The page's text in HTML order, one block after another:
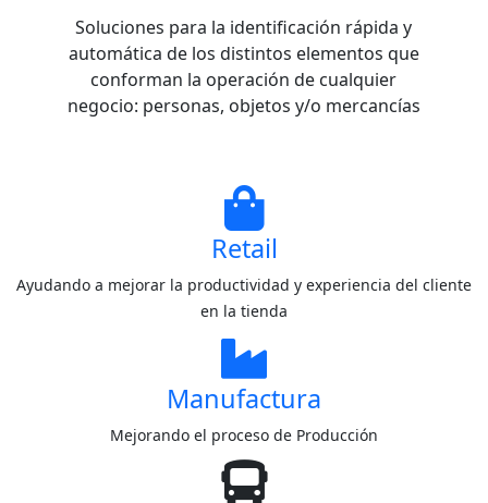
Soluciones para la identificación rápida y
automática de los distintos elementos que
conforman la operación de cualquier
negocio: personas, objetos y/o mercancías
Retail
Ayudando a mejorar la productividad y experiencia del cliente
en la tienda
Manufactura
Mejorando el proceso de Producción